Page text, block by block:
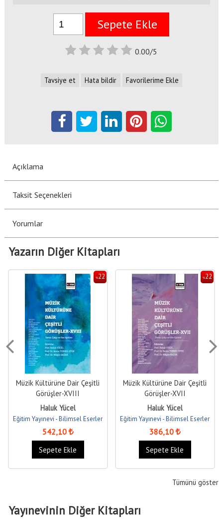
Sepete Ekle
0.00/5
Tavsiye et Hata bildir Favorilerime Ekle
Açıklama
Taksit Seçenekleri
Yorumlar
Yazarın Diğer Kitapları
%22
Müzik Kültürüne Dair Çeşitli
Görüşler-XVIII
Haluk Yücel
Eğitim Yayınevi - Bilimsel Eserler
542,10
Sepete Ekle
%22
Müzik Kültürüne Dair Çeşitli
Görüşler-XVII
Haluk Yücel
Eğitim Yayınevi - Bilimsel Eserler
386,10
Sepete Ekle
Tümünü göster
Yayınevinin Diğer Kitapları